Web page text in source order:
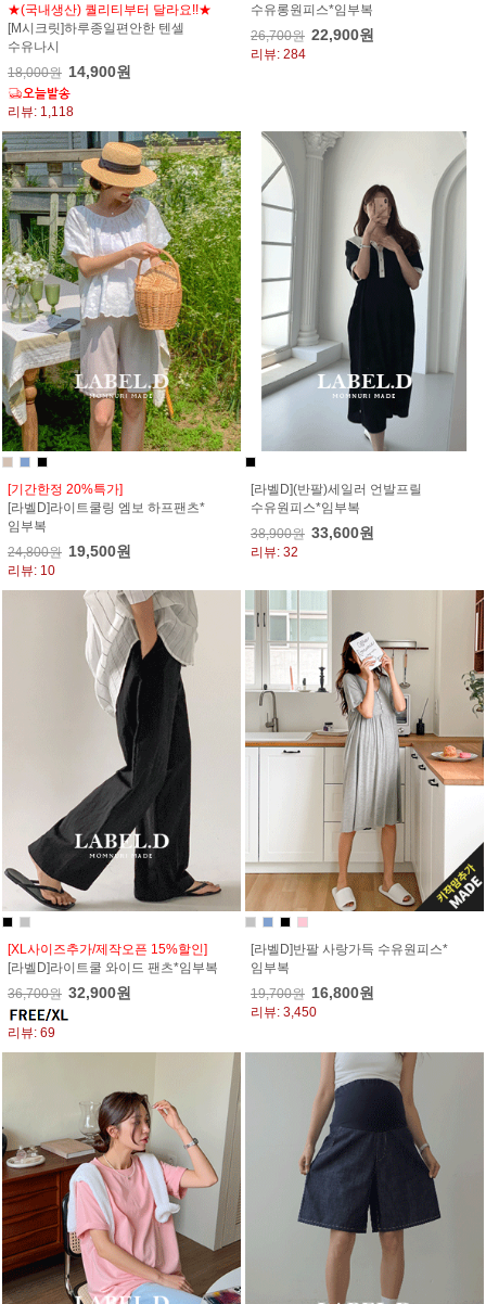
★(국내생산) 퀄리티부터 달라요!!★
[M시크릿]하루종일편안한 텐셀
수유나시
18,000원 14,900원
리뷰: 1,118
수유롱원피스*임부복
26,700원 22,900원
리뷰: 284
[기간한정 20%특가]
[라벨D]라이트쿨링 엠보 하프팬츠*
임부복
24,800원 19,500원
리뷰: 10
[라벨D](반팔)세일러 언발프릴
수유원피스*임부복
38,900원 33,600원
리뷰: 32
[XL사이즈추가/제작오픈 15%할인]
[라벨D]라이트쿨 와이드 팬츠*임부복
36,700원 32,900원
리뷰: 69
[라벨D]반팔 사랑가득 수유원피스*
임부복
19,700원 16,800원
리뷰: 3,450